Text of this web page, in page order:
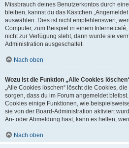
Missbrauch deines Benutzerkontos durch
bleiben, kannst du das Kästchen
auswählen. Dies ist nicht empfehlenswert,
Computer, zum Beispiel in einem
nicht zur Verfügung steht, dann wurde sie
Administration ausgeschaltet.
Nach oben
Wozu ist die Funktion „Alle Cookies
„Alle Cookies löschen“ löscht die Cookies,
sorgen, dass du im Forum angemeldet
Cookies einige Funktionen, wie
sie von der Board-Administration aktiviert
An- oder Abmeldung hast, kann es helfen,
Nach oben